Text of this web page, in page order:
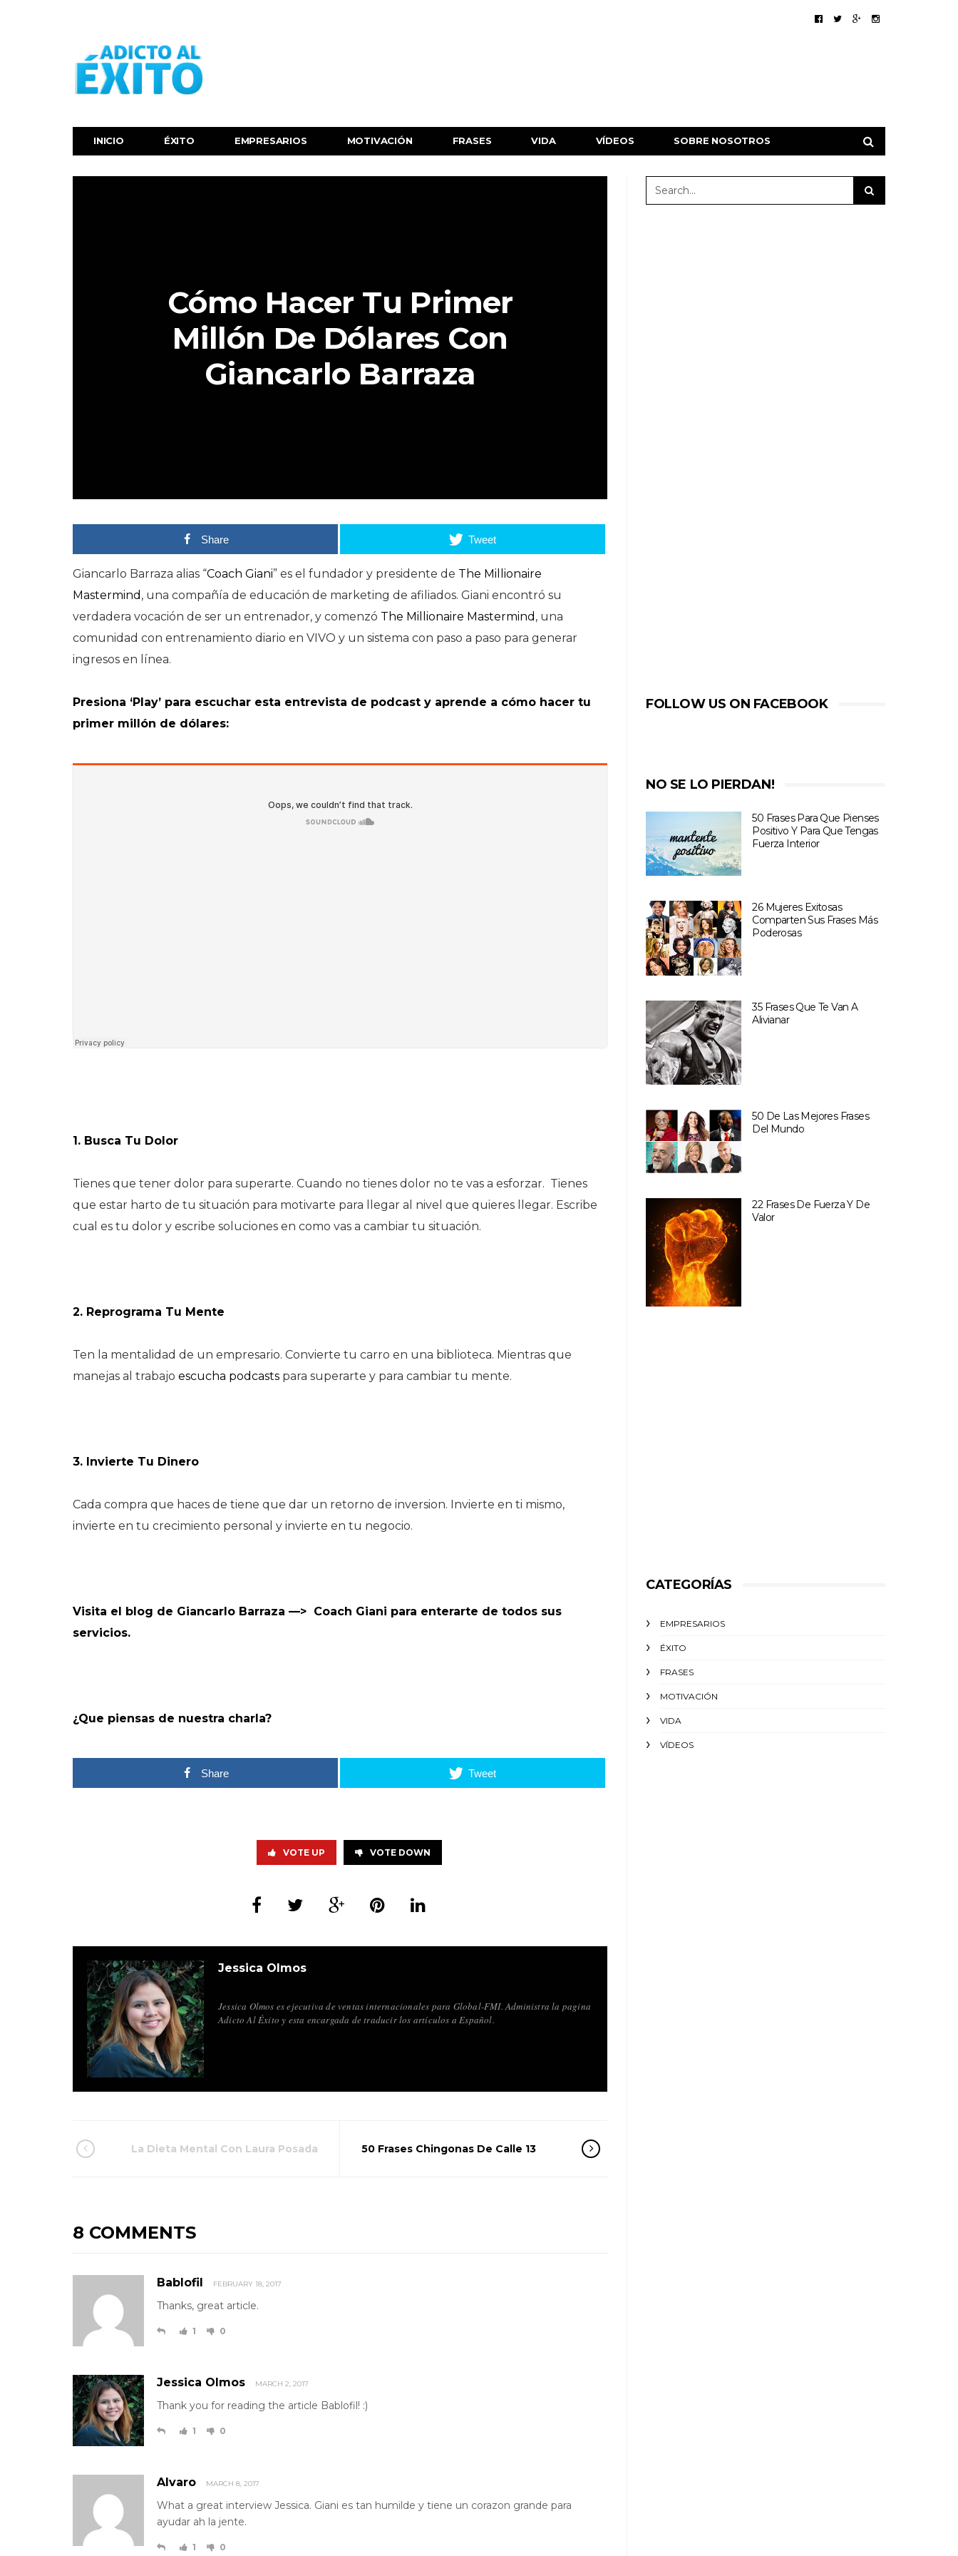
INICIO ÉXITO‬ EMPRESARIOS MOTIVACIÓN FRASES VIDA VÍDEOS SOBRE NOSOTROS
Cómo Hacer Tu Primer
Millón De Dólares Con
Giancarlo Barraza
Share Tweet
Giancarlo Barraza alias “Coach Giani” es el fundador y presidente de The Millionaire
Mastermind , una compañía de educación de marketing de afiliados. Giani encontró su
verdadera vocación de ser un entrenador, y comenzó The Millionaire Mastermind , una
comunidad con entrenamiento diario en VIVO y un sistema con paso a paso para generar
ingresos en línea.
Presiona ‘Play’ para escuchar esta entrevista de podcast y aprende a cómo hacer tu
primer millón de dólares:
1. Busca Tu Dolor
Tienes que tener dolor para superarte. Cuando no tienes dolor no te vas a esforzar. Tienes
que estar harto de tu situación para motivarte para llegar al nivel que quieres llegar. Escribe
cual es tu dolor y escribe soluciones en como vas a cambiar tu situación.
2. Reprograma Tu Mente
Ten la mentalidad de un empresario. Convierte tu carro en una biblioteca. Mientras que
manejas al trabajo escucha podcasts para superarte y para cambiar tu mente.
3. Invierte Tu Dinero
Cada compra que haces de tiene que dar un retorno de inversion. Invierte en ti mismo,
invierte en tu crecimiento personal y invierte en tu negocio.
Visita el blog de Giancarlo Barraza —> Coach Giani para enterarte de todos sus
servicios.
¿Que piensas de nuestra charla?
Share Tweet
VOTE UP VOTE DOWN
Jessica Olmos
Jessica Olmos es ejecutiva de ventas internacionales para Global-FMI. Administra la pagina
Adicto Al Éxito y esta encargada de traducir los artículos a Español.
La Dieta Mental Con Laura Posada 50 Frases Chingonas De Calle 13
8 COMMENTS
Bablofil FEBRUARY 18, 2017
Thanks, great article.
1 0
Jessica Olmos MARCH 2, 2017
Thank you for reading the article Bablofil! :)
1 0
Alvaro MARCH 8, 2017
What a great interview Jessica. Giani es tan humilde y tiene un corazon grande para
ayudar ah la jente.
1 0
FOLLOW US ON FACEBOOK
NO SE LO PIERDAN!
50 Frases Para Que Pienses
Positivo Y Para Que Tengas
Fuerza Interior
26 Mujeres Exitosas
Comparten Sus Frases Más
Poderosas
35 Frases Que Te Van A
Alivianar
50 De Las Mejores Frases
Del Mundo
22 Frases De Fuerza Y De
Valor
CATEGORÍAS
EMPRESARIOS
ÉXITO‬
FRASES
MOTIVACIÓN
VIDA
VÍDEOS